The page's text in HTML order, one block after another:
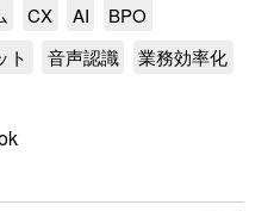
CX AI
BPO
ト 音声認識 業務効率化